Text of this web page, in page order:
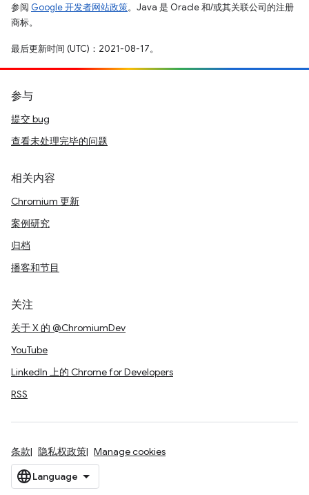
参阅 Google 开发者网站政策。Java 是 Oracle 和/或其关联公司的注册
商标。
最后更新时间 (UTC)：2021-08-17。
参与
提交 bug
查看未处理完毕的问题
相关内容
Chromium 更新
案例研究
归档
播客和节目
关注
关于 X 的 @ChromiumDev
YouTube
LinkedIn 上的 Chrome for Developers
RSS
条款 隐私权政策 Manage cookies